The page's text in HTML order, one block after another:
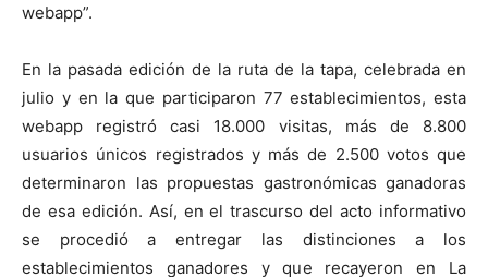
webapp”.
En la pasada edición de la ruta de la tapa, celebrada en
julio y en la que participaron 77 establecimientos, esta
webapp registró casi 18.000 visitas, más de 8.800
usuarios únicos registrados y más de 2.500 votos que
determinaron las propuestas gastronómicas ganadoras
de esa edición. Así, en el trascurso del acto informativo
se procedió a entregar las distinciones a los
establecimientos ganadores y que recayeron en La